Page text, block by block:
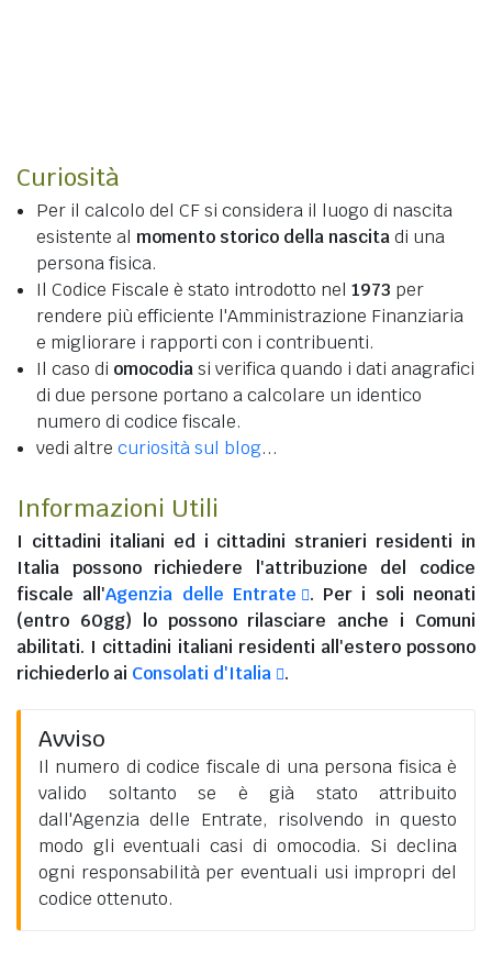
Curiosità
Per il calcolo del CF si considera il luogo di nascita
esistente al momento storico della nascitadi una
persona fisica.
Il Codice Fiscale è stato introdotto nel 1973 per
rendere più efficiente l'Amministrazione Finanziaria
e migliorare i rapporti con i contribuenti.
Il caso di omocodiasi verifica quando i dati anagrafici
di due persone portano a calcolare un identico
numero di codice fiscale.
vedi altre curiosità sul blog...
Informazioni Utili
I cittadini italiani ed i cittadini stranieri residenti in
Italia possono richiedere l'attribuzione del codice
fiscale all'Agenzia delle Entrate
. Per i soli neonati
(entro 60gg) lo possono rilasciare anche i Comuni
abilitati. I cittadini italiani residenti all'esteropossono
richiederlo ai Consolati d'Italia .
Avviso
Il numero di codice fiscale di una persona fisica è
valido soltanto se è già stato attribuito
dall'Agenzia delle Entrate, risolvendo in questo
modo gli eventuali casi di omocodia. Si declina
ogni responsabilità per eventuali usi impropri del
codice ottenuto.